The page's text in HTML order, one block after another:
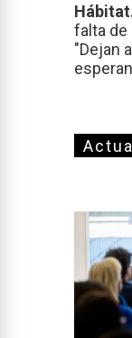
falta de
"Dejan